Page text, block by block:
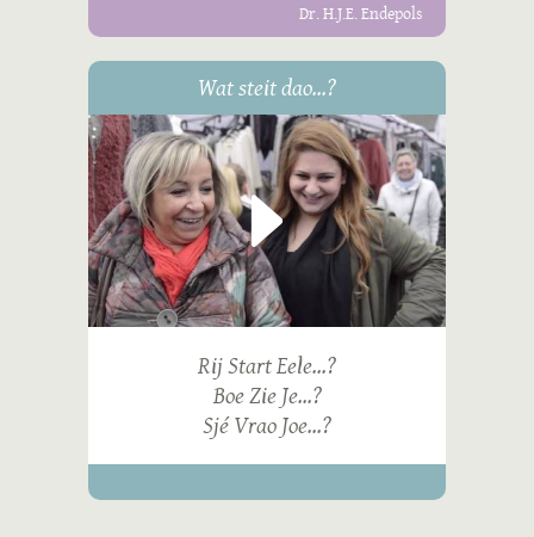
Dr. H.J.E. Endepols
Wat steit dao...?
Rij Start Eele...?
Boe Zie Je...?
Sjé Vrao Joe...?